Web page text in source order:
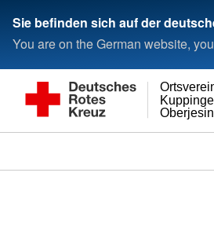
Sie befinden sich auf der
You are on the German website,